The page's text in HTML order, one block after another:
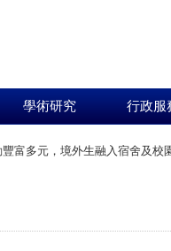
學術研究 行政服
富多元，境外生融入宿舍及校